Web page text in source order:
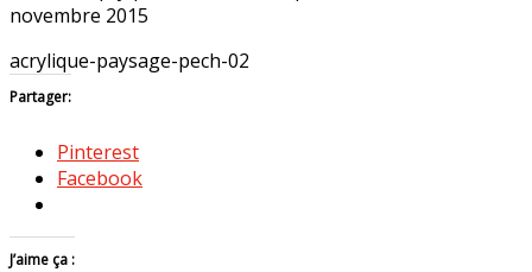
novembre 2015
acrylique-paysage-pech-02
Partager:
Pinterest
Facebook
J’aime ça :